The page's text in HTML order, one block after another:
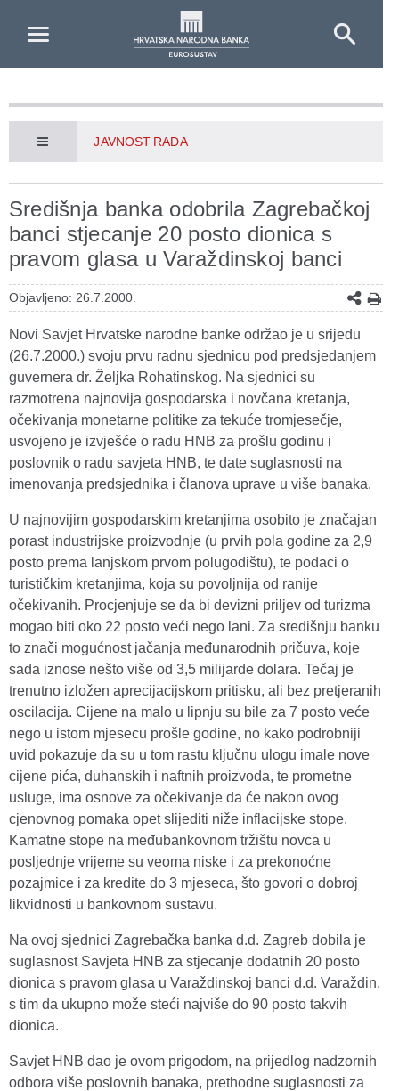
JAVNOST RADA
Središnja banka odobrila Zagrebačkoj
banci stjecanje 20 posto dionica s
pravom glasa u Varaždinskoj banci
Objavljeno: 26.7.2000.
Novi Savjet Hrvatske narodne banke održao je u srijedu
(26.7.2000.) svoju prvu radnu sjednicu pod predsjedanjem
guvernera dr. Željka Rohatinskog. Na sjednici su
razmotrena najnovija gospodarska i novčana kretanja,
očekivanja monetarne politike za tekuće tromjesečje,
usvojeno je izvješće o radu HNB za prošlu godinu i
poslovnik o radu savjeta HNB, te date suglasnosti na
imenovanja predsjednika i članova uprave u više banaka.
U najnovijim gospodarskim kretanjima osobito je značajan
porast industrijske proizvodnje (u prvih pola godine za 2,9
posto prema lanjskom prvom polugodištu), te podaci o
turističkim kretanjima, koja su povoljnija od ranije
očekivanih. Procjenjuje se da bi devizni priljev od turizma
mogao biti oko 22 posto veći nego lani. Za središnju banku
to znači mogućnost jačanja međunarodnih pričuva, koje
sada iznose nešto više od 3,5 milijarde dolara. Tečaj je
trenutno izložen aprecijacijskom pritisku, ali bez pretjeranih
oscilacija. Cijene na malo u lipnju su bile za 7 posto veće
nego u istom mjesecu prošle godine, no kako podrobniji
uvid pokazuje da su u tom rastu ključnu ulogu imale nove
cijene pića, duhanskih i naftnih proizvoda, te prometne
usluge, ima osnove za očekivanje da će nakon ovog
cjenovnog pomaka opet slijediti niže inflacijske stope.
Kamatne stope na međubankovnom tržištu novca u
posljednje vrijeme su veoma niske i za prekonoćne
pozajmice i za kredite do 3 mjeseca, što govori o dobroj
likvidnosti u bankovnom sustavu.
Na ovoj sjednici Zagrebačka banka d.d. Zagreb dobila je
suglasnost Savjeta HNB za stjecanje dodatnih 20 posto
dionica s pravom glasa u Varaždinskoj banci d.d. Varaždin,
s tim da ukupno može steći najviše do 90 posto takvih
dionica.
Savjet HNB dao je ovom prigodom, na prijedlog nadzornih
odbora više poslovnih banaka, prethodne suglasnosti za